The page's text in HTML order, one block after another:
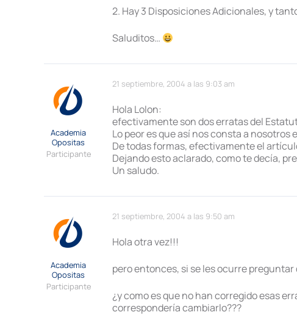
2. Hay 3 Disposiciones Adicionales, y
Saluditos…
21 septiembre, 2004 a las 9:03 am
Academia
Opositas
Participante
Hola Lolon:
efectivamente son dos erratas del
Lo peor es que así nos consta a
De todas formas, efectivamente el
Dejando esto aclarado, como te decía,
Un saludo.
21 septiembre, 2004 a las 9:50 am
Academia
Opositas
Participante
Hola otra vez!!!
pero entonces, si se les ocurre
¿y como es que no han corregido esas
correspondería cambiarlo???